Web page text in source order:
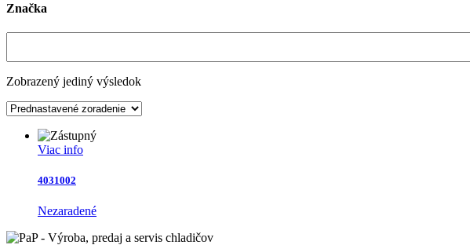
Značka
Zobrazený jediný výsledok
Viac info
4031002
Nezaradené